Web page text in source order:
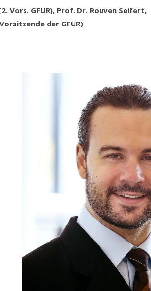
Vors. GFUR), Prof. Dr. Rouven Seifert,
der GFUR)